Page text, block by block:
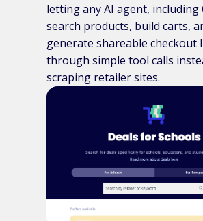
letting any AI agent, including
search products, build carts,
generate shareable checkout
through simple tool calls
scraping retailer sites.